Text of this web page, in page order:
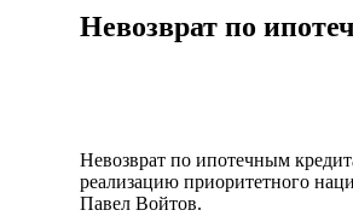
Невозврат по
Невозврат по ипотечным
реализацию приоритетного
Павел Войтов.